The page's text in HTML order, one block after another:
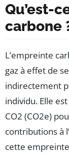
Qu’est-
carbone
L’empreinte
gaz à effet de
indirectement
individu. Elle
CO2 (CO2e)
contributions à
cette